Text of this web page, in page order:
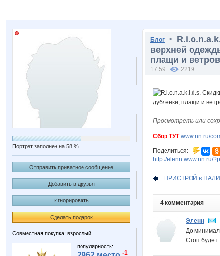
Портрет заполнен на 58 %
Отправить приватное сообщение
Добавить в друзья
Игнорировать
Сделать подарок
Совместная покупка: взрослый
популярность:
-1
Блог >
верхней
плащи и
17:59 2219
Просмотреть или
Сбор ТУТ www.nn.ru/
Поделиться:
http://elenn.www.nn.ru/
ПРИСТРОЙ в
4 комментария
Эленн
До
Стоп будет